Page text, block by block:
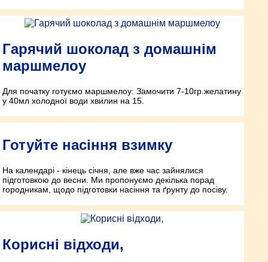
Гарячий шоколад з домашнім
маршмелоу
Для початку готуємо маршмелоу: Замочити 7-10гр.желатину
у 40мл холодної води хвилин на 15.
Готуйте насіння взимку
На календарі - кінець січня, але вже час зайнялися
підготовкою до весни. Ми пропонуємо декілька порад
городникам, щодо підготовки насіння та ґрунту до посіву.
Корисні відходи,